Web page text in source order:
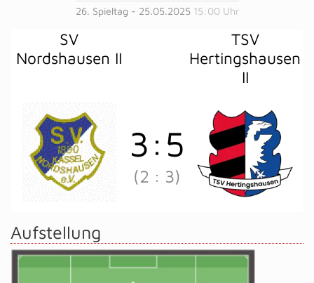
26. Spieltag - 25.05.2025 15:00 Uhr
SV
Nordshausen II
TSV
Hertingshausen
II
3 : 5
(2 : 3)
Aufstellung